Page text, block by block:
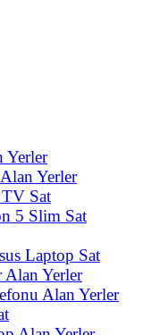
Yerler
Yerler
Sat
5 Slim Sat
Laptop Sat
Alan Yerler
Alan Yerler